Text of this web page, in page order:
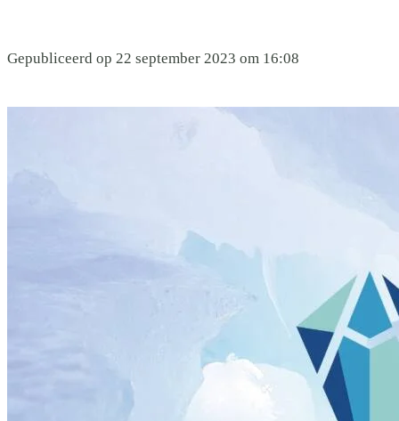
Gepubliceerd op 22 september 2023 om 16:08